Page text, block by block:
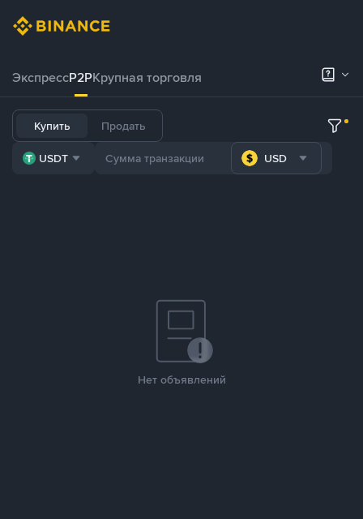
ЭкспрессP2PКрупная торговля
Купить Продать
USDT USD
Нет объявлений